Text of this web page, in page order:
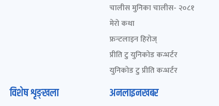
चालीस मुनिका चालीस- २०८१
मेरो कथा
फ्रन्टलाइन हिरोज्
प्रीति टु युनिकोड कन्भर्टर
युनिकोड टु प्रीति कन्भर्टर
विशेष शृङ्खला अनलाइनखबर